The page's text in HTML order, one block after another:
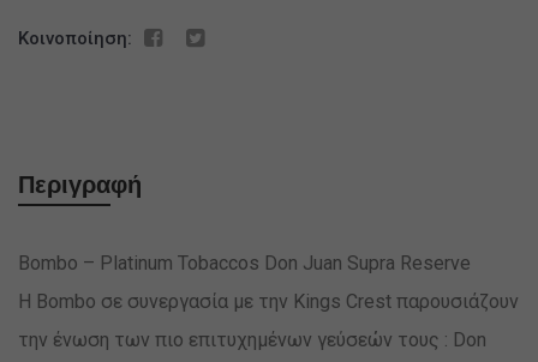
Κοινοποίηση:
Περιγραφή
Bombo – Platinum Tobaccos Don Juan Supra Reserve
Η Βombo σε συνεργασία με την Kings Crest παρουσιάζουν
την ένωση των πιο επιτυχημένων γεύσεών τους : Don